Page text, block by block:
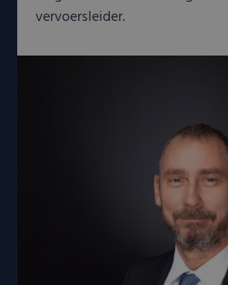
vervoersleider.